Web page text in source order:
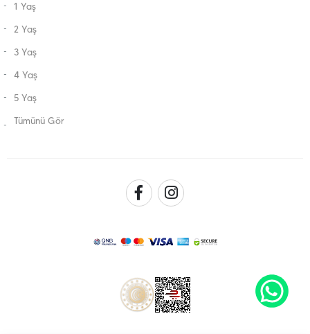
1 Yaş
2 Yaş
3 Yaş
4 Yaş
5 Yaş
Tümünü Gör